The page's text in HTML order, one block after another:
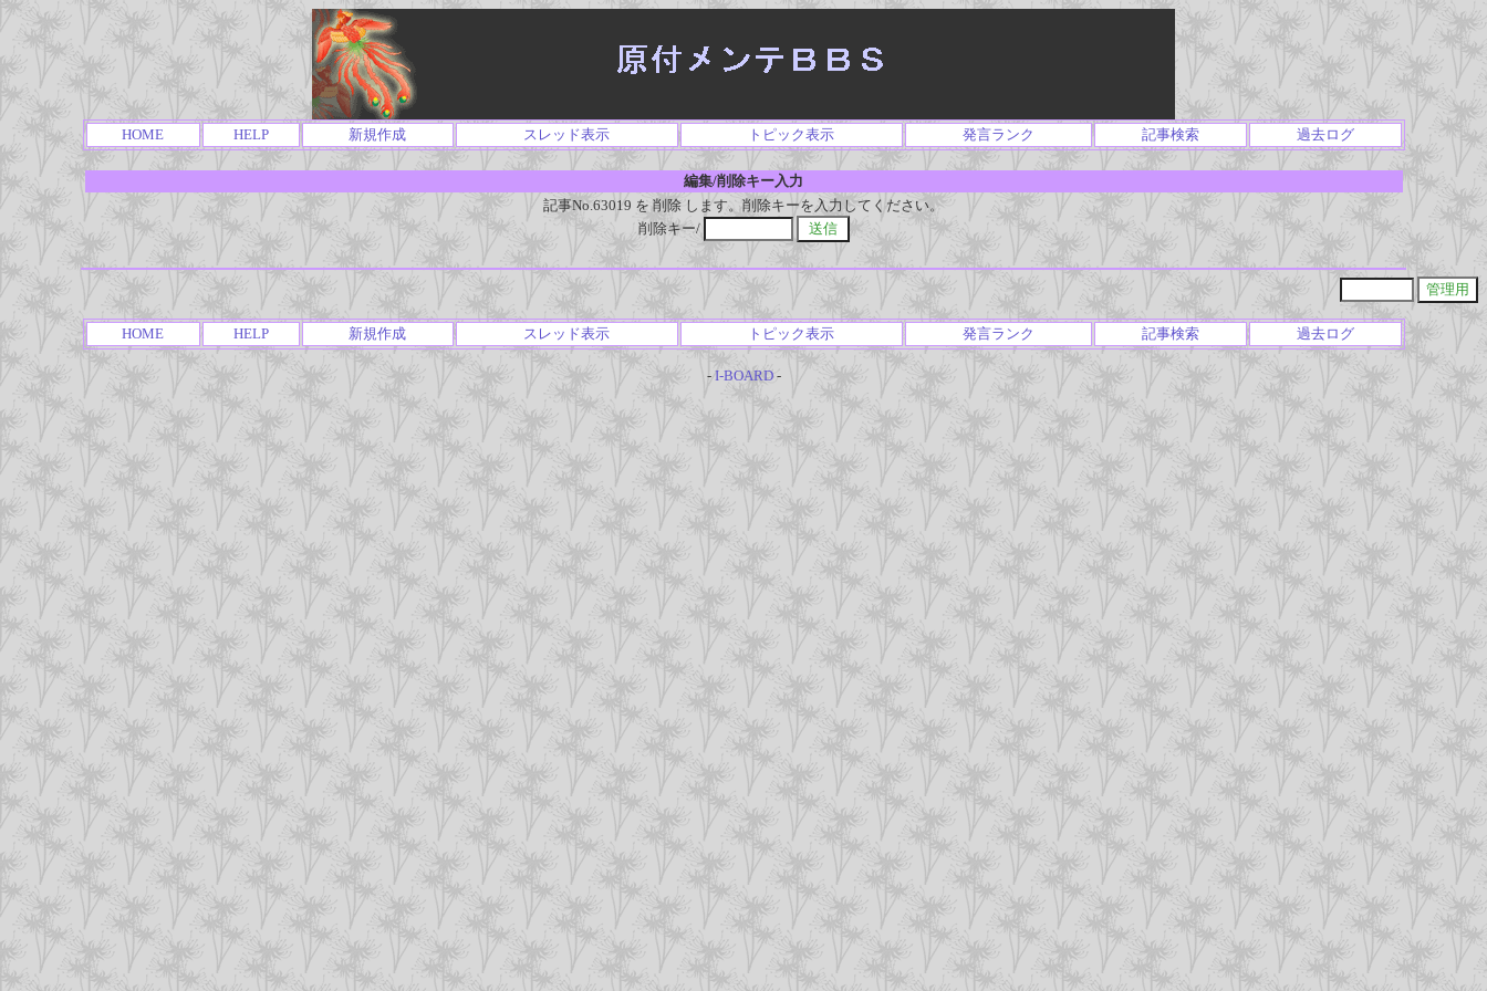
HOME HELP 新規作成 スレッド表示 トピック表示 発言ランク 記事検索 過去ログ
編集/削除キー入力
記事No.63019 を 削除 します。削除キーを入力してください。
削除キー/
HOME HELP 新規作成 スレッド表示 トピック表示 発言ランク 記事検索 過去ログ
- I-BOARD-